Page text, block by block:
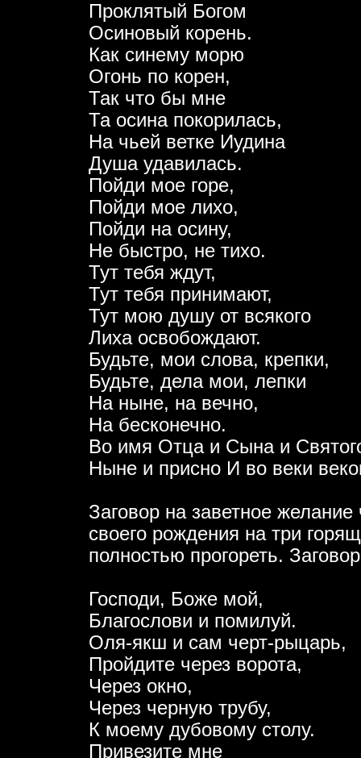
Проклятый Богом
Осиновый корень.
Как синему морю
Огонь по корен,
Так что бы мне
Та осина покорилась,
На чьей ветке Иудина
Душа удавилась.
Пойди мое горе,
Пойди мое лихо,
Пойди на осину,
Не быстро, не тихо.
Тут тебя ждут,
Тут тебя принимают,
Тут мою душу от всякого
Лиха освобождают.
Будьте, мои слова, крепки,
Будьте, дела мои, лепки
На ныне, на вечно,
На бесконечно.
Во имя Отца и Сына и
Ныне и присно И во веки
Заговор на заветное
своего рождения на три
полностью прогореть.
Господи, Боже мой,
Благослови и помилуй.
Оля-якш и сам черт-рыцарь,
Пройдите через ворота,
Через окно,
Через черную трубу,
К моему дубовому столу.
Привезите мне